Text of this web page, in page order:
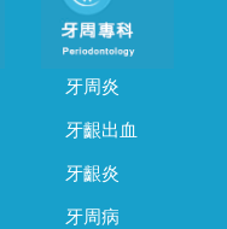
牙周炎
牙齦出血
牙齦炎
牙周病